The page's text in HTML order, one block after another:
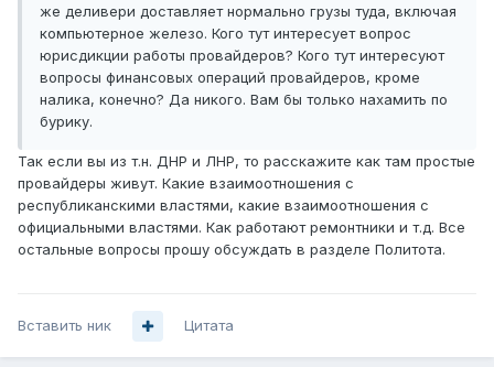
же деливери доставляет нормально грузы туда, включая
компьютерное железо. Кого тут интересует вопрос
юрисдикции работы провайдеров? Кого тут интересуют
вопросы финансовых операций провайдеров, кроме
налика, конечно? Да никого. Вам бы только нахамить по
бурику.
Так если вы из т.н. ДНР и ЛНР, то расскажите как там простые
провайдеры живут. Какие взаимоотношения с
республиканскими властями, какие взаимоотношения с
официальными властями. Как работают ремонтники и т.д. Все
остальные вопросы прошу обсуждать в разделе Политота.
Вставить ник Цитата